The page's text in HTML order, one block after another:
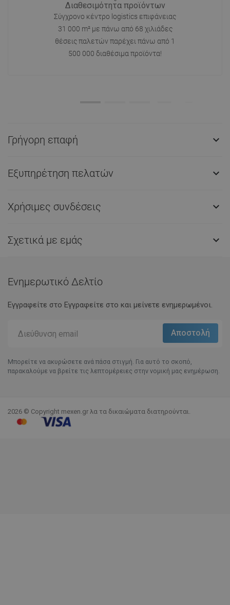
Διαθεσιμότητα προϊόντων
Σύγχρονο κέντρο logistics επιφάνειας
31 000 m² με πάνω από 68 χιλιάδες
θέσεις παλετών παρέχει πάνω από 1
500 000 διαθέσιμα προϊόντα!
Γρήγορη επαφή 
Εξυπηρέτηση πελατών 
Χρήσιμες συνδέσεις 
Σχετικά με εμάς 
Ενημερωτικό Δελτίο
Εγγραφείτε στο Eγγραφείτε στο και μείνετε ενημερωμένοι.
Μπορείτε να ακυρώσετε ανά πάσα στιγμή. Για αυτό το σκοπό,
παρακαλούμε να βρείτε τις λεπτομέρειες στην νομική μας ενημέρωση.
2026 © Copyright mexen.gr λα τα δικαιώματα διατηρούνται.